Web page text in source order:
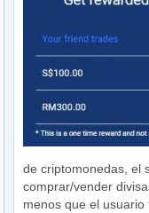
de criptomonedas, el
comprar/vender
menos que el